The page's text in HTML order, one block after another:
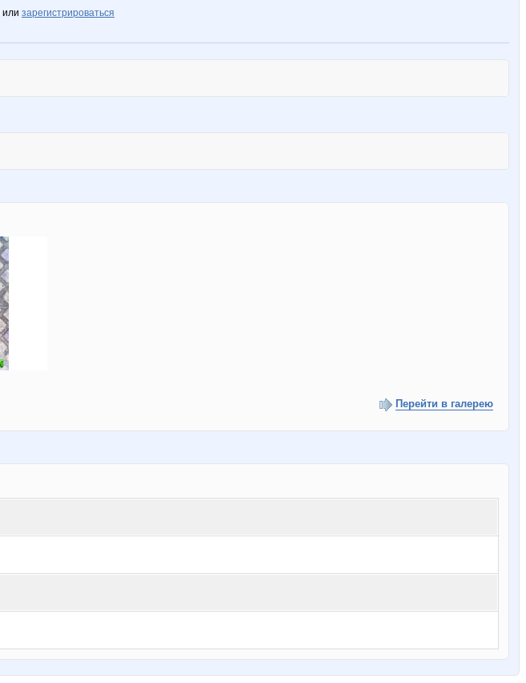
или зарегистрироваться
Перейти в галерею